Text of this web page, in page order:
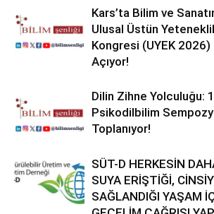
Kars’ta Bilim ve
Ulusal Üstün
Kongresi (UYEK 2026)
Açıyor!
Dilin Zihne Yolculuğu:
Psikodilbilim
Toplanıyor!
SÜT-D HERKESİN
SUYA ERİŞTİĞİ,
SAĞLANDIĞI YAŞAM